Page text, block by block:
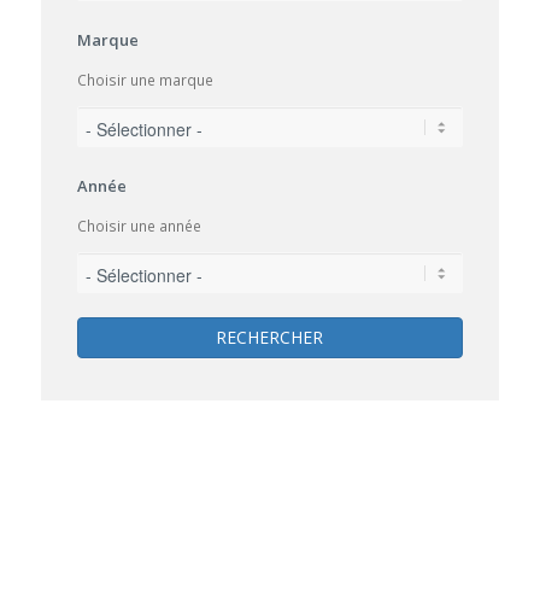
Marque
Choisir une marque
Année
Choisir une année
RECHERCHER